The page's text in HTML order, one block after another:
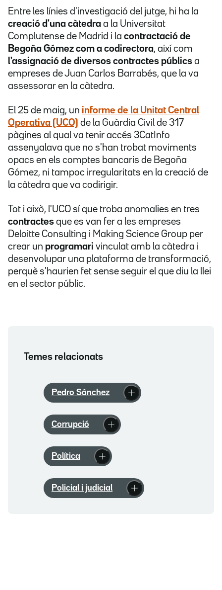
Entre les línies d'investigació del jutge, hi ha la
creació d'una càtedra a la Universitat
Complutense de Madrid i la contractació de
Begoña Gómez com a codirectora, així com
l'assignació de diversos contractes públics a
empreses de Juan Carlos Barrabés, que la va
assessorar en la càtedra.
El 25 de maig, un informe de la Unitat Central
Operativa (UCO) de la Guàrdia Civil de 317
pàgines al qual va tenir accés 3CatInfo
assenyalava que no s'han trobat moviments
opacs en els comptes bancaris de Begoña
Gómez, ni tampoc irregularitats en la creació de
la càtedra que va codirigir.
Tot i això, l'UCO sí que troba anomalies en tres
contractes que es van fer a les empreses
Deloitte Consulting i Making Science Group per
crear un programari vinculat amb la càtedra i
desenvolupar una plataforma de transformació,
perquè s'haurien fet sense seguir el que diu la llei
en el sector públic.
Temes relacionats
Pedro Sánchez
Corrupció
Política
Policial i judicial